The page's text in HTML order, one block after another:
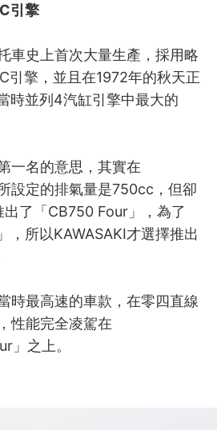
引擎
車史上首次大量生產，採用略
引擎，並且在1972年的秋天正
時並列4汽缸引擎中最大的
一名的意思，其實在
設定的排氣量是750cc，但卻
了「CB750 Four」，為了
，所以KAWASAKI才選擇推出
時最高速的車款，在零四直線
性能完全凌駕在
」之上。